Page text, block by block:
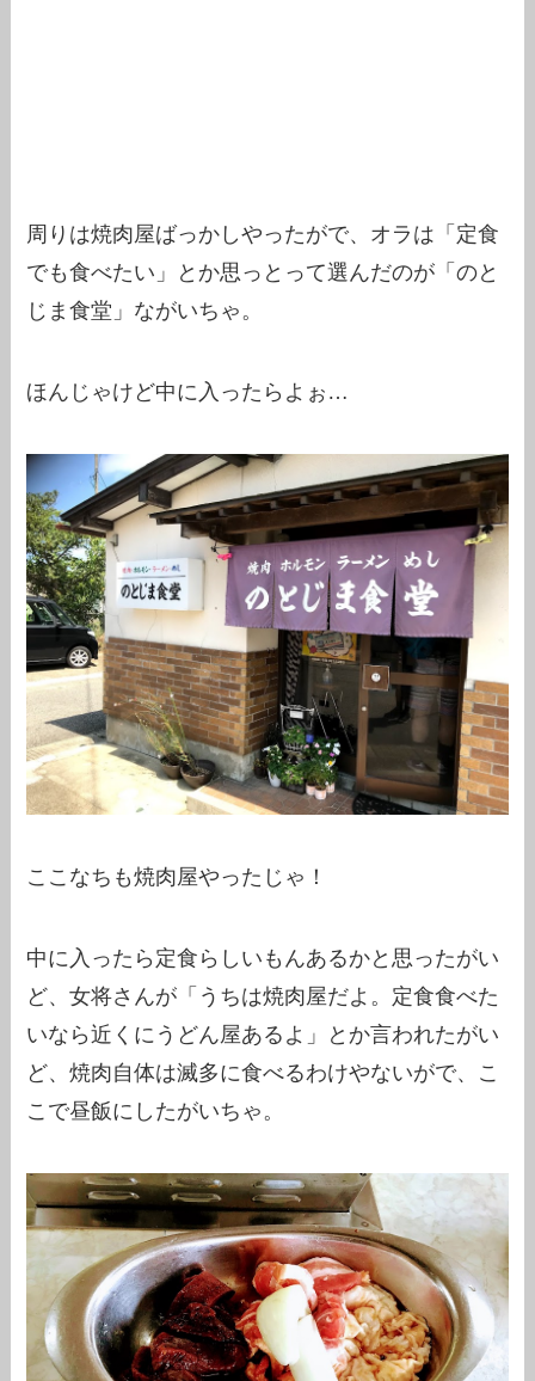
周りは焼肉屋ばっかしやったがで、オラは「定食
でも食べたい」とか思っとって選んだのが「のと
じま食堂」ながいちゃ。
ほんじゃけど中に入ったらよぉ…
ここなちも焼肉屋やったじゃ！
中に入ったら定食らしいもんあるかと思ったがい
ど、女将さんが「うちは焼肉屋だよ。定食食べた
いなら近くにうどん屋あるよ」とか言われたがい
ど、焼肉自体は滅多に食べるわけやないがで、こ
こで昼飯にしたがいちゃ。